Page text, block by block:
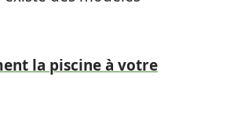
la piscine à votre